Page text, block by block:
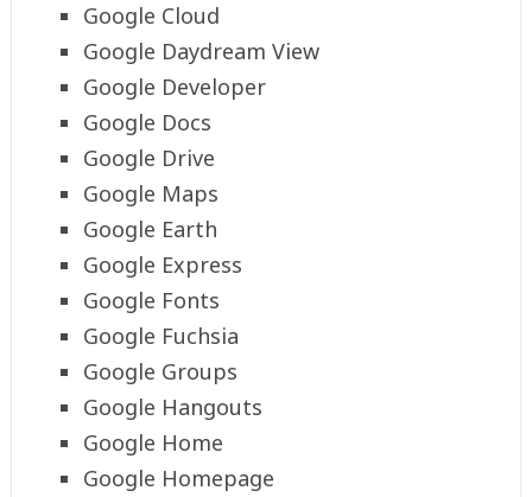
Google Cloud
Google Daydream View
Google Developer
Google Docs
Google Drive
Google Maps
Google Earth
Google Express
Google Fonts
Google Fuchsia
Google Groups
Google Hangouts
Google Home
Google Homepage